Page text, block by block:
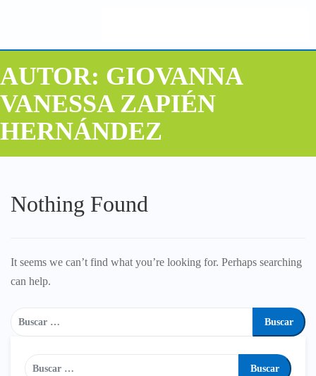
AUTOR: GIOVANNA
VANESSA ZAPIÉN
HERNÁNDEZ
Nothing Found
It seems we can’t find what you’re looking for. Perhaps searching
can help.